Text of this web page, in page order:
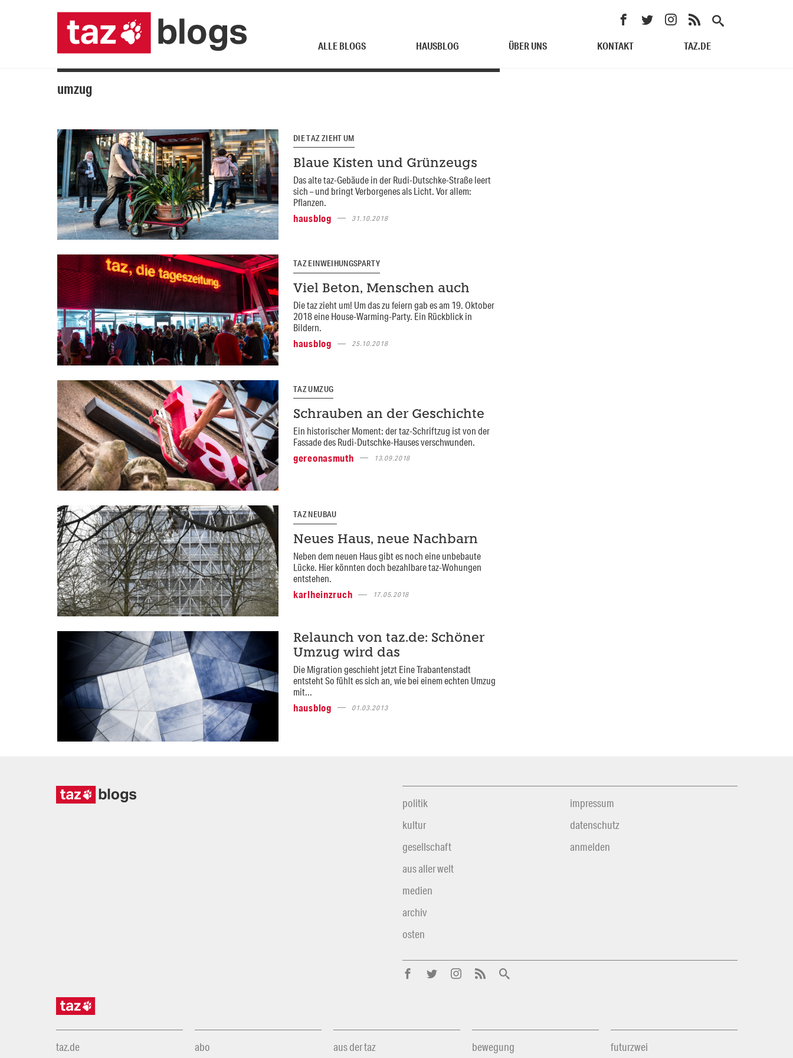
ALLE BLOGS HAUSBLOG ÜBER UNS KONTAKT TAZ.DE
umzug
DIE TAZ ZIEHT UM
Blaue Kisten und Grünzeugs
Das alte taz-Gebäude in der Rudi-Dutschke-Straße leert
sich – und bringt Verborgenes als Licht. Vor allem:
Pflanzen.
hausblog
31.10.2018
TAZ EINWEIHUNGSPARTY
Viel Beton, Menschen auch
Die taz zieht um! Um das zu feiern gab es am 19. Oktober
2018 eine House-Warming-Party. Ein Rückblick in
Bildern.
hausblog
25.10.2018
TAZ UMZUG
Schrauben an der Geschichte
Ein historischer Moment: der taz-Schriftzug ist von der
Fassade des Rudi-Dutschke-Hauses verschwunden.
gereonasmuth
13.09.2018
TAZ NEUBAU
Neues Haus, neue Nachbarn
Neben dem neuen Haus gibt es noch eine unbebaute
Lücke. Hier könnten doch bezahlbare taz-Wohungen
entstehen.
karlheinzruch
17.05.2018
Relaunch von taz.de: Schöner
Umzug wird das
Die Migration geschieht jetzt Eine Trabantenstadt
entsteht So fühlt es sich an, wie bei einem echten Umzug
mit...
hausblog
01.03.2013
politik
kultur
gesellschaft
aus aller welt
medien
archiv
osten
impressum
datenschutz
anmelden
taz.de abo aus der taz bewegung futurzwei